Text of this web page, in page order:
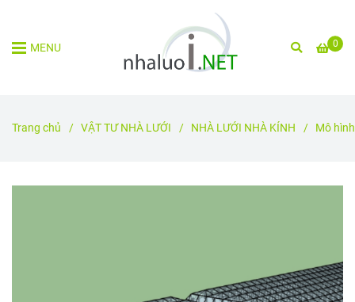
0
MENU
Trang chủ / VẬT TƯ NHÀ LƯỚI / NHÀ LƯỚI NHÀ KÍNH / Mô